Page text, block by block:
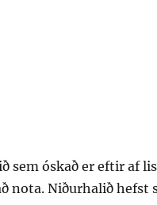
sem óskað er eftir af
nota. Niðurhalið hefst